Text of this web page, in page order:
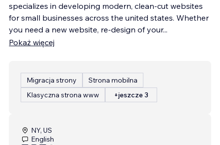
specializes in developing modern, clean-cut websites
for small businesses across the united states. Whether
you need a new website, re-design of your...
Pokaż więcej
Migracja strony
Strona mobilna
Klasyczna strona www
+jeszcze 3
NY, US
English